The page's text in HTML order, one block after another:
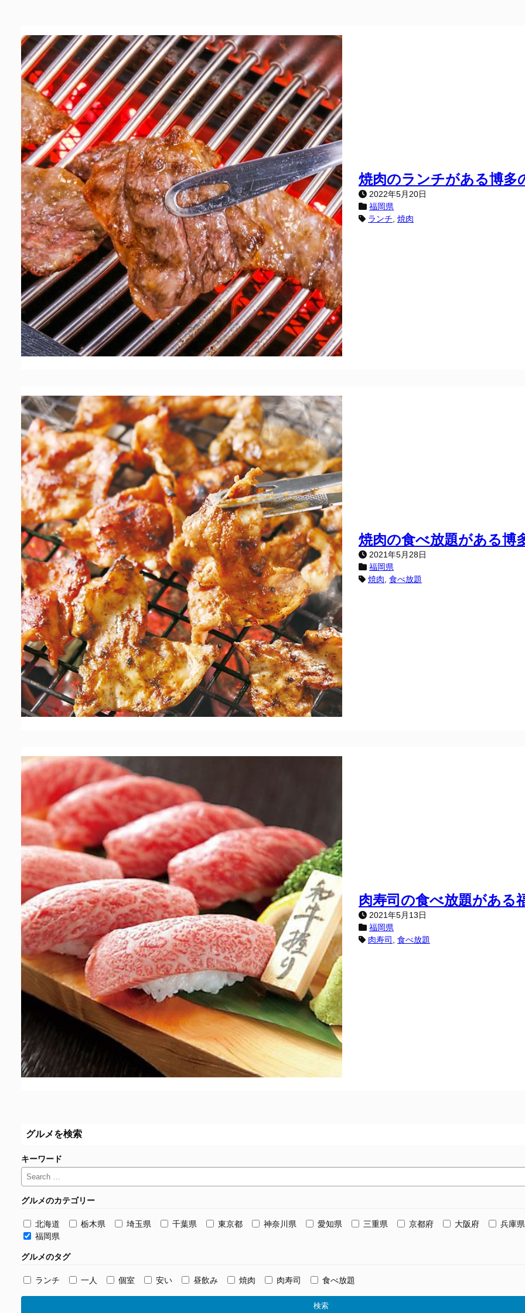
焼肉のランチがある博多
2022年5月20日
福岡県
ランチ, 焼肉
焼肉の食べ放題がある博
2021年5月28日
福岡県
焼肉, 食べ放題
肉寿司の食べ放題がある
2021年5月13日
福岡県
肉寿司 , 食べ放題
グルメを検索
キーワード
グルメのカテゴリー
北海道 栃木県 埼玉県 千葉県 東京都 神奈川県 愛知県 三重県 京都府 大阪府
兵庫県
福岡県
グルメのタグ
ランチ 一人 個室 安い 昼飲み 焼肉 肉寿司 食べ放題